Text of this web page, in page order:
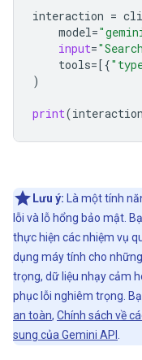
interaction =
model=
input=
tools=[{
)
print(interaction
Lưu ý: Là một tính
lỗi và lỗ hổng bảo mật.
thực hiện các nhiệm vụ
dụng máy tính cho
trọng, dữ liệu nhạy cảm
phục lỗi nghiêm trọng.
an toàn, Chính sách về
sung của Gemini API